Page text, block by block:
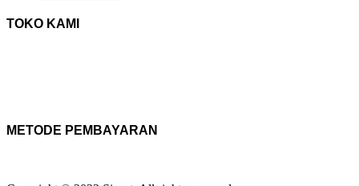
TOKO KAMI
METODE PEMBAYARAN